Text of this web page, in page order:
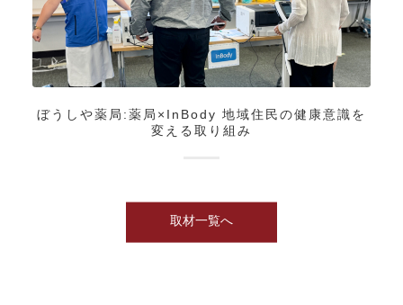
ぼうしや薬局:薬局×InBody 地域住民の健康意識を
変える取り組み
取材一覧へ